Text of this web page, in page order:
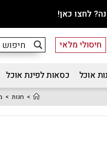
חיסולי מלאי
אוכל כסאות לפינת אוכל
> חנות >